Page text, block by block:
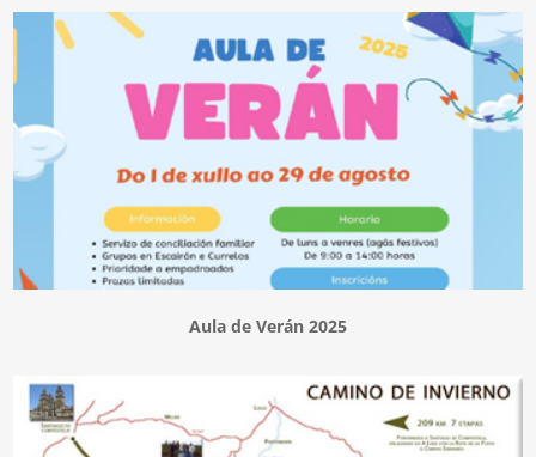
Aula de Verán 2025